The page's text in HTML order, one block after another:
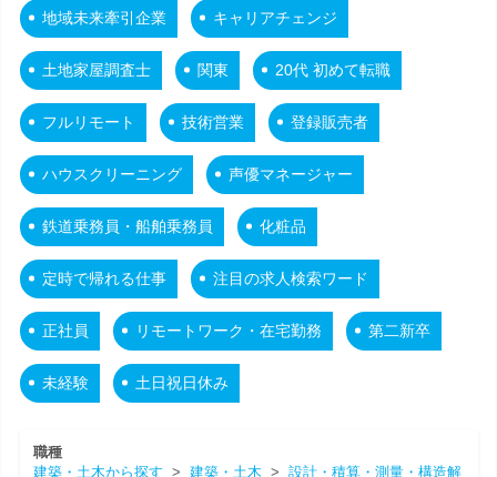
地域未来牽引企業 キャリアチェンジ
土地家屋調査士 関東 20代 初めて転職
フルリモート 技術営業 登録販売者
ハウスクリーニング 声優マネージャー
鉄道乗務員・船舶乗務員 化粧品
定時で帰れる仕事 注目の求人検索ワード
正社員 リモートワーク・在宅勤務 第二新卒
未経験 土日祝日休み
職種
建築・土木から探す > 建築・土木 > 設計・積算・測量・構造解